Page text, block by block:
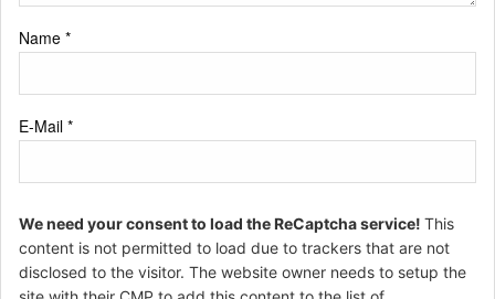
Name *
E-Mail *
We need your consent to load the ReCaptcha service! This
content is not permitted to load due to trackers that are not
disclosed to the visitor. The website owner needs to setup the